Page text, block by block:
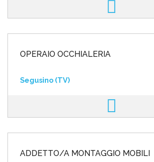
OPERAIO OCCHIALERIA
Segusino (TV)
ADDETTO/A MONTAGGIO MOBILI